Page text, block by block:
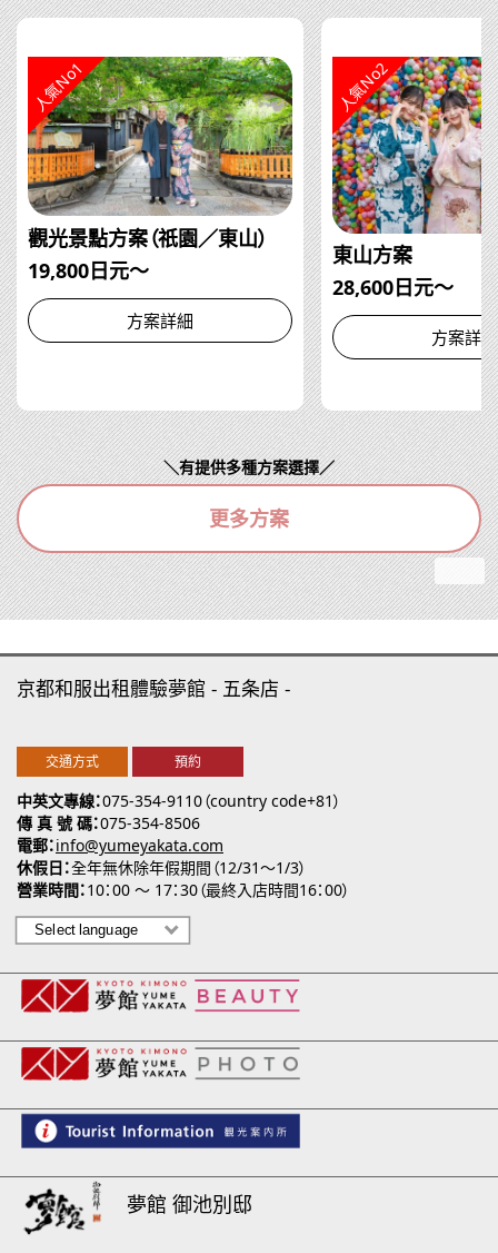
人氣No1
觀光景點方案（祇園／東山）
19,800日元～
方案詳細
人氣No2
東山方案
28,600日元～
方案詳細
＼有提供多種方案選擇／
更多方案
中英文專線 075-354-9110（country code+81）
傳 真 號 碼 075-354-8506
電郵 info@yumeyakata.com
休假日 全年無休除年假期間（12/31～1/3）
營業時間 10：00 ～ 17：30（最終入店時間16：00）
京都和服出租體驗夢館 五条店
交通方式 預約
夢館 御池別邸